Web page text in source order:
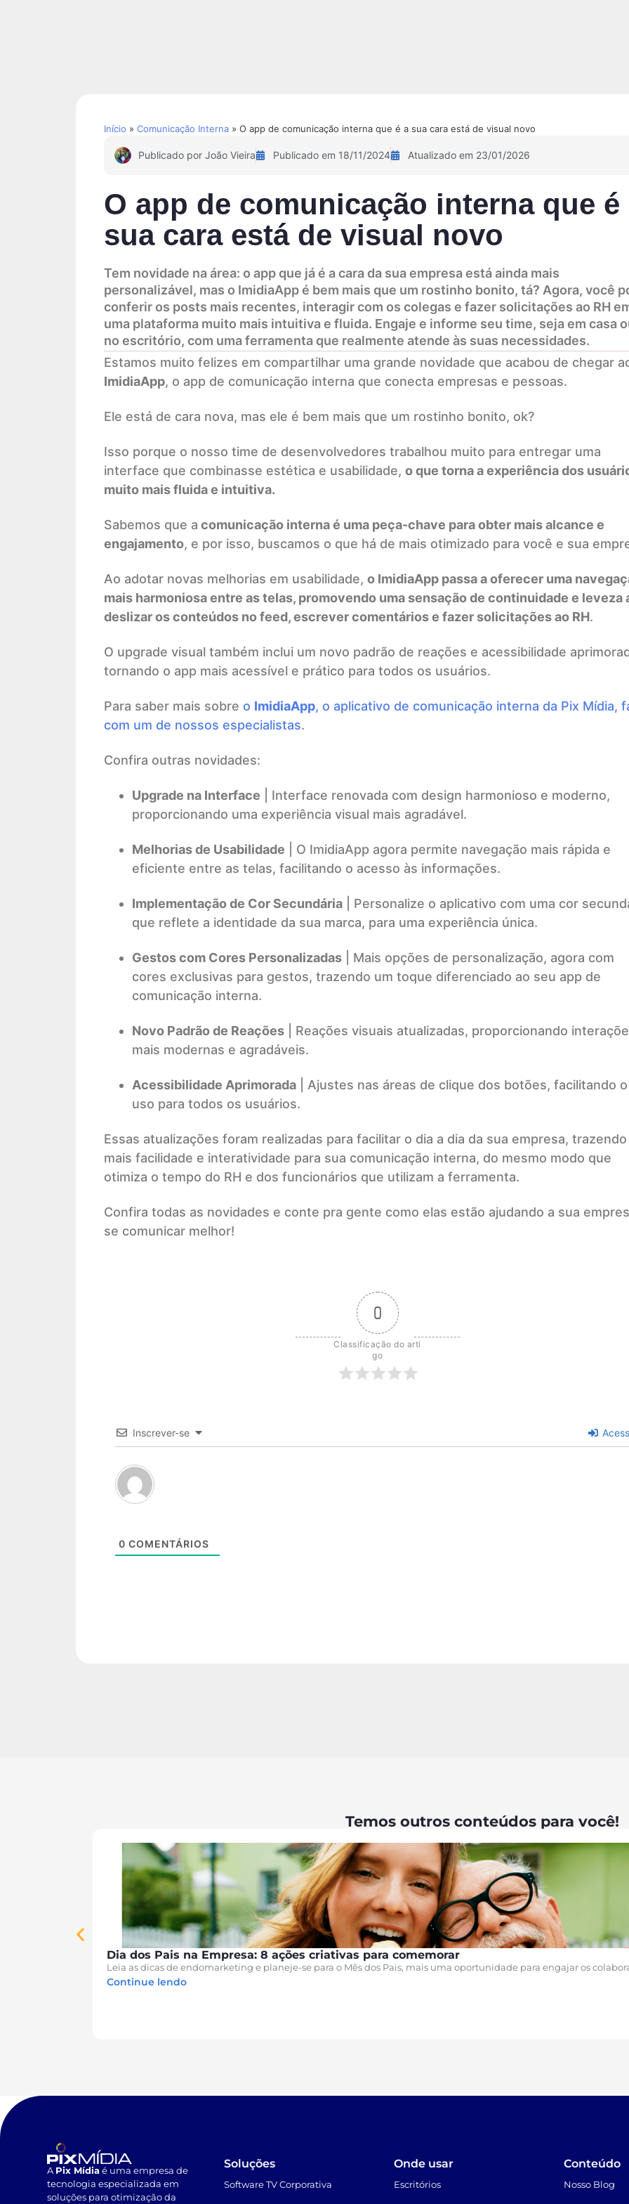
Início » Comunicação Interna » O app de comunicação interna que é a sua cara está de visual novo
Publicado por João Vieira Publicado em 18/11/2024 Atualizado em 23/01/2026
O app de comunicação interna que é
sua cara está de visual novo
Tem novidade na área: o app que já é a cara da sua empresa está ainda mais
personalizável, mas o ImidiaApp é bem mais que um rostinho bonito, tá? Agora, você
conferir os posts mais recentes, interagir com os colegas e fazer solicitações ao RH
uma plataforma muito mais intuitiva e fluida. Engaje e informe seu time, seja em casa
no escritório, com uma ferramenta que realmente atende às suas necessidades.
Estamos muito felizes em compartilhar uma grande novidade que acabou de chegar
ImidiaApp, o app de comunicação interna que conecta empresas e pessoas.
Ele está de cara nova, mas ele é bem mais que um rostinho bonito, ok?
Isso porque o nosso time de desenvolvedores trabalhou muito para entregar uma
interface que combinasse estética e usabilidade, o que torna a experiência dos
muito mais fluida e intuitiva.
Sabemos que a comunicação interna é uma peça-chave para obter mais alcance e
engajamento, e por isso, buscamos o que há de mais otimizado para você e sua
Ao adotar novas melhorias em usabilidade, o ImidiaApp passa a oferecer uma
mais harmoniosa entre as telas, promovendo uma sensação de continuidade e leveza
deslizar os conteúdos no feed, escrever comentários e fazer solicitações ao RH.
O upgrade visual também inclui um novo padrão de reações e acessibilidade
tornando o app mais acessível e prático para todos os usuários.
Para saber mais sobre o ImidiaApp, o aplicativo de comunicação interna da Pix Mídia,
com um de nossos especialistas.
Confira outras novidades:
Upgrade na Interface | Interface renovada com design harmonioso e moderno,
proporcionando uma experiência visual mais agradável.
Melhorias de Usabilidade | O ImidiaApp agora permite navegação mais rápida e
eficiente entre as telas, facilitando o acesso às informações.
Implementação de Cor Secundária| Personalize o aplicativo com uma cor
que reflete a identidade da sua marca, para uma experiência única.
Gestos com Cores Personalizadas| Mais opções de personalização, agora com
cores exclusivas para gestos, trazendo um toque diferenciado ao seu app de
comunicação interna.
Novo Padrão de Reações| Reações visuais atualizadas, proporcionando
mais modernas e agradáveis.
Acessibilidade Aprimorada| Ajustes nas áreas de clique dos botões, facilitando o
uso para todos os usuários.
Essas atualizações foram realizadas para facilitar o dia a dia da sua empresa, trazendo
mais facilidade e interatividade para sua comunicação interna, do mesmo modo que
otimiza o tempo do RH e dos funcionários que utilizam a ferramenta.
Confira todas as novidades e conte pra gente como elas estão ajudando a sua
se comunicar melhor!
0
Classificação do arti
go
Inscrever-se
0 COMENTÁRIOS
Temos outros conteúdos para você!
Dia dos Pais na Empresa: 8 ações criativas para comemorar
Leia as dicas de endomarketing e planeje-se para o Mês dos Pais, mais uma oportunidade para engajar os
Continue lendo
A Pix Mídiaé uma empresa de
tecnologia especializada em
soluções para otimização da
Soluções
Software TV Corporativa
Onde usar
Escritórios
Conteúdo
Nosso Blog